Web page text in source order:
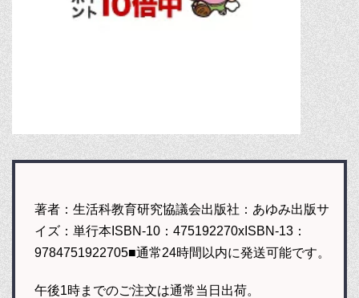
著者：生活科教育研究協議会出版社：あゆみ出版サ
イズ：単行本ISBN-10：475192270xISBN-13：
9784751922705■通常24時間以内に発送可能です。
午後1時までのご注文は通常当日出荷。